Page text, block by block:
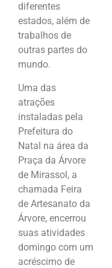
diferentes
estados, além de
trabalhos de
outras partes do
mundo.
Uma das
atrações
instaladas pela
Prefeitura do
Natal na área da
Praça da Árvore
de Mirassol, a
chamada Feira
de Artesanato da
Árvore, encerrou
suas atividades
domingo com um
acréscimo de